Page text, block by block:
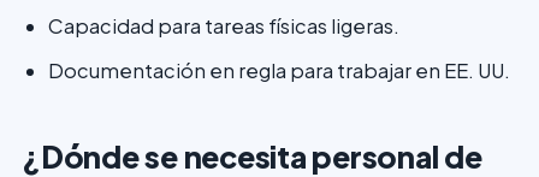
Capacidad para tareas físicas ligeras.
Documentación en regla para trabajar en EE. UU.
¿Dónde se necesita personal de